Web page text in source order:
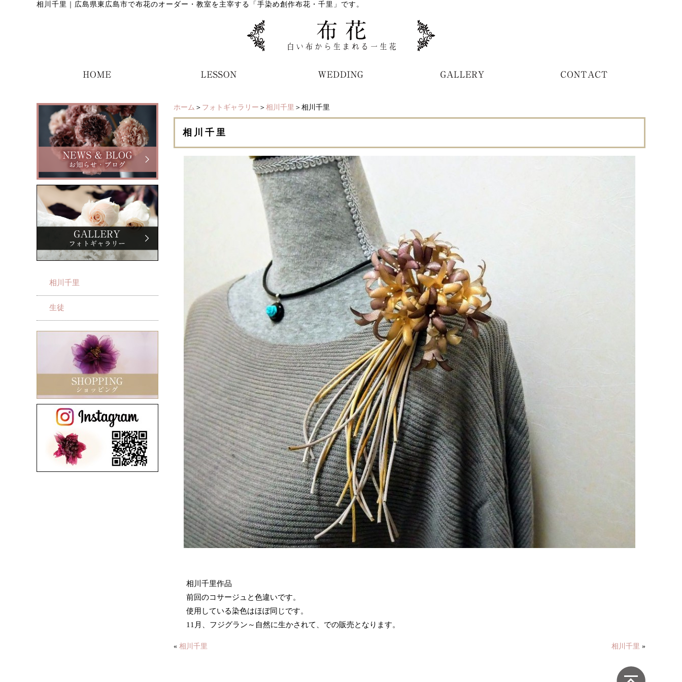
相川千里 広島県東広島市で布花のオーダー・教室を主宰する「手染め創作布花・千里」です。
ホーム ＞ フォトギャラリー ＞ 相川千里 ＞相川千里
相川千里
相川千里作品
前回のコサージュと色違いです。
使用している染色はほぼ同じです。
11月、フジグラン～自然に生かされて、での販売となります。
« 相川千里 相川千里 »
相川千里
生徒